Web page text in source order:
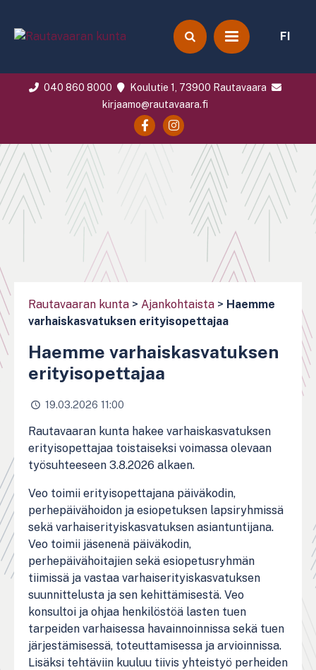
FI
040 860 8000
Koulutie 1, 73900 Rautavaara
kirjaamo@rautavaara.fi
Rautavaaran kunta > Ajankohtaista > Haemme
varhaiskasvatuksen erityisopettajaa
Haemme varhaiskasvatuksen
erityisopettajaa
19.03.2026 11:00
Rautavaaran kunta hakee varhaiskasvatuksen
erityisopettajaa toistaiseksi voimassa olevaan
työsuhteeseen 3.8.2026 alkaen.
Veo toimii erityisopettajana päiväkodin,
perhepäivähoidon ja esiopetuksen lapsiryhmissä
sekä varhaiserityiskasvatuksen asiantuntijana.
Veo toimii jäsenenä päiväkodin,
perhepäivähoitajien sekä esiopetusryhmän
tiimissä ja vastaa varhaiserityiskasvatuksen
suunnittelusta ja sen kehittämisestä. Veo
konsultoi ja ohjaa henkilöstöä lasten tuen
tarpeiden varhaisessa havainnoinnissa sekä tuen
järjestämisessä, toteuttamisessa ja arvioinnissa.
Lisäksi tehtäviin kuuluu tiivis yhteistyö perheiden